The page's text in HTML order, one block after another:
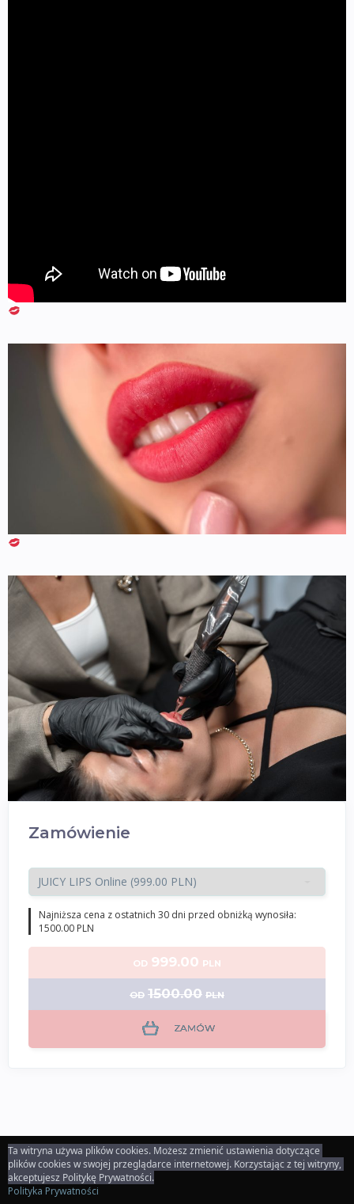
Zamówienie
Najniższa cena z ostatnich 30 dni przed obniżką wynosiła:
1500.00 PLN
OD 999.00 PLN
OD 1500.00 PLN
ZAMÓW
Ta witryna używa plików cookies. Możesz zmienić ustawienia dotyczące
plików cookies w swojej przeglądarce internetowej. Korzystając z tej witryny,
akceptujesz Politykę Prywatności.
Polityka Prywatności